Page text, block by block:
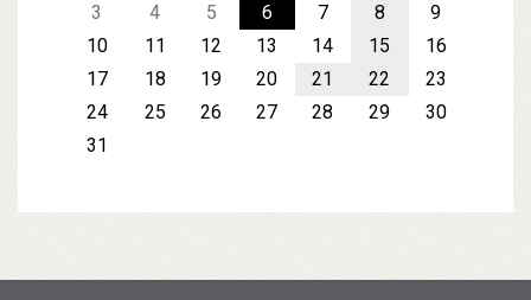
3
4 5 6 7 8
9
10
11 12 13 14 15
16
17
18 19 20 21 22
23
24
25 26 27 28 29
30
31